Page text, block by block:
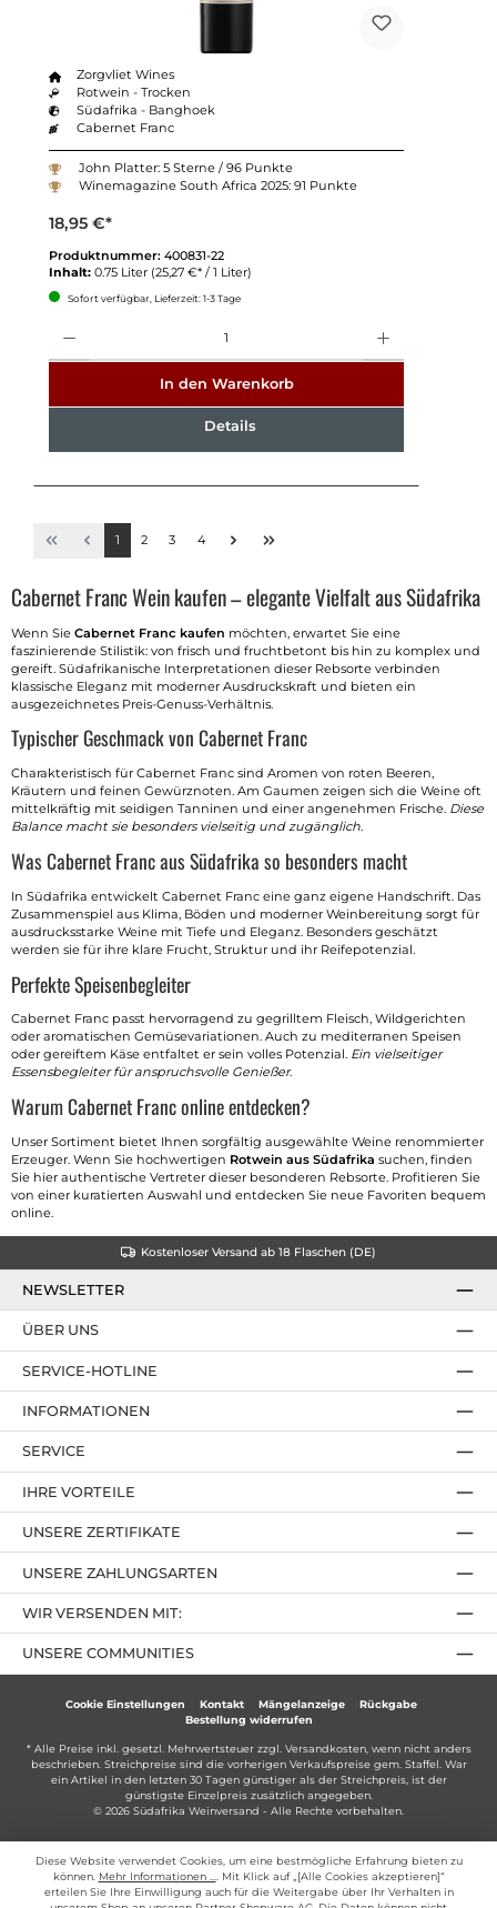
Zorgvliet Wines
Rotwein - Trocken
Südafrika - Banghoek
Cabernet Franc
John Platter: 5 Sterne / 96 Punkte
Winemagazine South Africa 2025: 91 Punkte
18,95 €*
Produktnummer: 400831-22
Inhalt: 0.75 Liter (25,27 €* / 1 Liter)
Sofort verfügbar, Lieferzeit: 1-3 Tage
In den Warenkorb
Details
1 2 3 4
Cabernet Franc Wein kaufen – elegante Vielfalt aus Südafrika
Wenn Sie Cabernet Franc kaufen möchten, erwartet Sie eine
faszinierende Stilistik: von frisch und fruchtbetont bis hin zu komplex und
gereift. Südafrikanische Interpretationen dieser Rebsorte verbinden
klassische Eleganz mit moderner Ausdruckskraft und bieten ein
ausgezeichnetes Preis-Genuss-Verhältnis.
Typischer Geschmack von Cabernet Franc
Charakteristisch für Cabernet Franc sind Aromen von roten Beeren,
Kräutern und feinen Gewürznoten. Am Gaumen zeigen sich die Weine oft
mittelkräftig mit seidigen Tanninen und einer angenehmen Frische. Diese
Balance macht sie besonders vielseitig und zugänglich.
Was Cabernet Franc aus Südafrika so besonders macht
In Südafrika entwickelt Cabernet Franc eine ganz eigene Handschrift. Das
Zusammenspiel aus Klima, Böden und moderner Weinbereitung sorgt für
ausdrucksstarke Weine mit Tiefe und Eleganz. Besonders geschätzt
werden sie für ihre klare Frucht, Struktur und ihr Reifepotenzial.
Perfekte Speisenbegleiter
Cabernet Franc passt hervorragend zu gegrilltem Fleisch, Wildgerichten
oder aromatischen Gemüsevariationen. Auch zu mediterranen Speisen
oder gereiftem Käse entfaltet er sein volles Potenzial. Ein vielseitiger
Essensbegleiter für anspruchsvolle Genießer.
Warum Cabernet Franc online entdecken?
Unser Sortiment bietet Ihnen sorgfältig ausgewählte Weine renommierter
Erzeuger. Wenn Sie hochwertigen Rotwein aus Südafrika suchen, finden
Sie hier authentische Vertreter dieser besonderen Rebsorte. Profitieren Sie
von einer kuratierten Auswahl und entdecken Sie neue Favoriten bequem
online.
Kostenloser Versand ab 18 Flaschen (DE)
NEWSLETTER
SERVICE-HOTLINE
IHRE VORTEILE
UNSERE ZAHLUNGSARTEN
ÜBER UNS
UNSERE ZERTIFIKATE
INFORMATIONEN
SERVICE
UNSERE COMMUNITIES
WIR VERSENDEN MIT:
Cookie Einstellungen Kontakt Mängelanzeige
Rückgabe
Bestellung widerrufen
* Alle Preise inkl. gesetzl. Mehrwertsteuer zzgl. Versandkosten, wenn nicht anders
beschrieben. Streichpreise sind die vorherigen Verkaufspreise gem. Staffel. War
ein Artikel in den letzten 30 Tagen günstiger als der Streichpreis, ist der
günstigste Einzelpreis zusätzlich angegeben.
© 2026 Südafrika Weinversand - Alle Rechte vorbehalten.
Diese Website verwendet Cookies, um eine bestmögliche Erfahrung bieten zu
können. Mehr Informationen ...
. Mit Klick auf „[Alle Cookies akzeptieren]“
erteilen Sie Ihre Einwilligung auch für die Weitergabe über Ihr Verhalten in